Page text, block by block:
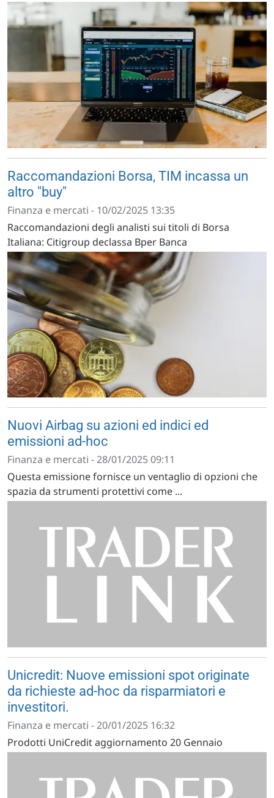
Raccomandazioni Borsa, TIM incassa un
altro "buy"
Finanza e mercati - 10/02/2025 13:35
Raccomandazioni degli analisti sui titoli di Borsa
Italiana: Citigroup declassa Bper Banca
Nuovi Airbag su azioni ed indici ed
emissioni ad-hoc
Finanza e mercati - 28/01/2025 09:11
Questa emissione fornisce un ventaglio di opzioni che
spazia da strumenti protettivi come ...
Unicredit: Nuove emissioni spot originate
da richieste ad-hoc da risparmiatori e
investitori.
Finanza e mercati - 20/01/2025 16:32
Prodotti UniCredit aggiornamento 20 Gennaio